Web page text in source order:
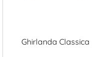
Ghirlanda Classica